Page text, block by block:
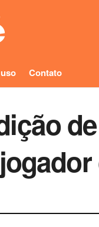
Contato